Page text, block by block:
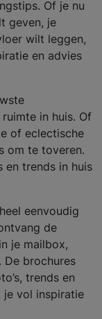
Of je nu
geven, je
wilt leggen,
en advies
in huis. Of
of eclectische
om te toveren.
en trends in huis
eenvoudig
de
je mailbox,
De brochures
trends en
je vol inspiratie